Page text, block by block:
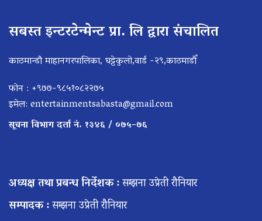
सबस्त इन्टरटेन्मेन्ट प्रा. लि द्वारा संचालित
काठमान्डौ माहानगरपालिका, घट्टेकुलो,वार्ड -२९,काठमाडौँ
फोन : +९७७-९८५१०८२२७५
इमेल: entertainmentsabasta@gmail.com
सूचना विभाग दर्ता नं. १३४६ / ०७५–७६
अध्यक्ष तथा प्रबन्ध निर्देशक :सम्झना उप्रेती रौनियार
सम्पादक :सम्झना उप्रेती रौनियार